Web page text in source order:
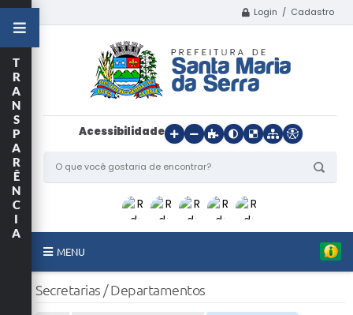
Login / Cadastro
Acessibilidade
MENU
Início
T
R
A
N
S
P
A
R
Ê
N
C
I
A
Secretarias / Departamentos